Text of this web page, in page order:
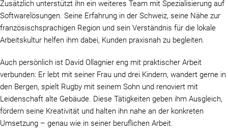
Zusätzlich unterstützt ihn ein weiteres Team mit Spezialisierung auf
Softwarelösungen. Seine Erfahrung in der Schweiz, seine Nähe zur
französischsprachigen Region und sein Verständnis für die lokale
Arbeitskultur helfen ihm dabei, Kunden praxisnah zu begleiten.
Auch persönlich ist David Ollagnier eng mit praktischer Arbeit
verbunden: Er lebt mit seiner Frau und drei Kindern, wandert gerne in
den Bergen, spielt Rugby mit seinem Sohn und renoviert mit
Leidenschaft alte Gebäude. Diese Tätigkeiten geben ihm Ausgleich,
fördern seine Kreativität und halten ihn nahe an der konkreten
Umsetzung – genau wie in seiner beruflichen Arbeit.